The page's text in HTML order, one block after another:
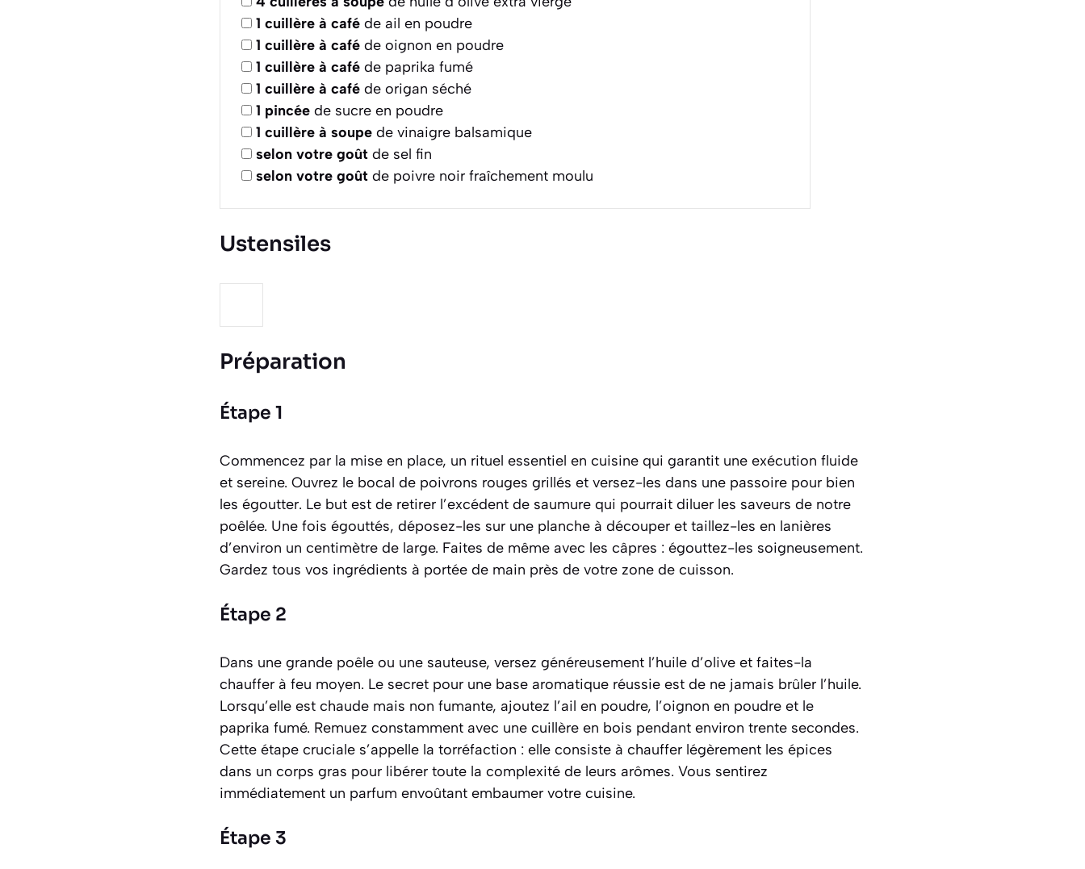
1 cuillère à café de ail en poudre
1 cuillère à café de oignon en poudre
1 cuillère à café de paprika fumé
1 cuillère à café de origan séché
1 pincée de sucre en poudre
1 cuillère à soupe de vinaigre balsamique
selon votre goût de sel fin
selon votre goût de poivre noir fraîchement moulu
Ustensiles
Préparation
Étape 1
Commencez par la mise en place, un rituel essentiel en cuisine qui garantit une exécution fluide
et sereine. Ouvrez le bocal de poivrons rouges grillés et versez-les dans une passoire pour bien
les égoutter. Le but est de retirer l’excédent de saumure qui pourrait diluer les saveurs de notre
poêlée. Une fois égouttés, déposez-les sur une planche à découper et taillez-les en lanières
d’environ un centimètre de large. Faites de même avec les câpres : égouttez-les soigneusement.
Gardez tous vos ingrédients à portée de main près de votre zone de cuisson.
Étape 2
Dans une grande poêle ou une sauteuse, versez généreusement l’huile d’olive et faites-la
chauffer à feu moyen. Le secret pour une base aromatique réussie est de ne jamais brûler l’huile.
Lorsqu’elle est chaude mais non fumante, ajoutez l’ail en poudre, l’oignon en poudre et le
paprika fumé. Remuez constamment avec une cuillère en bois pendant environ trente secondes.
Cette étape cruciale s’appelle la torréfaction : elle consiste à chauffer légèrement les épices
dans un corps gras pour libérer toute la complexité de leurs arômes. Vous sentirez
immédiatement un parfum envoûtant embaumer votre cuisine.
Étape 3